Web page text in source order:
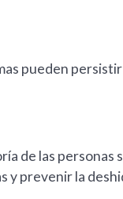
pueden
de las personas
y prevenir la